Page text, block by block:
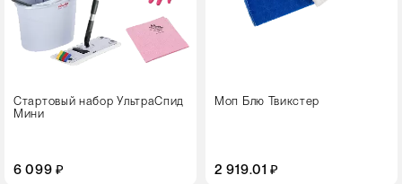
Стартовый набор УльтраСпид
Мини
6 099 ₽
Моп Блю Твикстер
2 919.01 ₽